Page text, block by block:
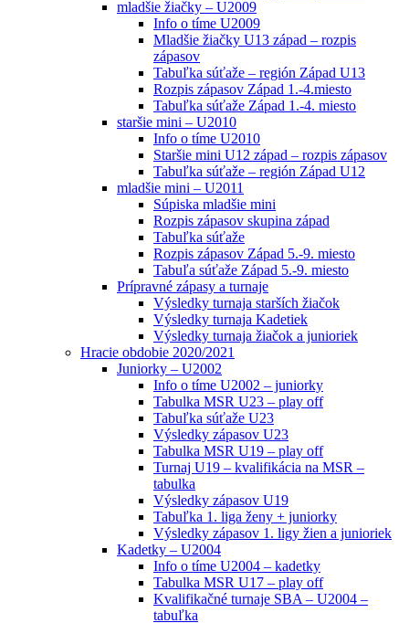
mladšie žiačky – U2009
Info o tíme U2009
Mladšie žiačky U13 západ – rozpis
zápasov
Tabuľka súťaže – región Západ U13
Rozpis zápasov Západ 1.-4.miesto
Tabuľka súťaže Západ 1.-4. miesto
staršie mini – U2010
Info o tíme U2010
Staršie mini U12 západ – rozpis zápasov
Tabuľka súťaže – región Západ U12
mladšie mini – U2011
Súpiska mladšie mini
Rozpis zápasov skupina západ
Tabuľka súťaže
Rozpis zápasov Západ 5.-9. miesto
Tabuľa súťaže Západ 5.-9. miesto
Prípravné zápasy a turnaje
Výsledky turnaja starších žiačok
Výsledky turnaja Kadetiek
Výsledky turnaja žiačok a junioriek
Hracie obdobie 2020/2021
Juniorky – U2002
Info o tíme U2002 – juniorky
Tabulka MSR U23 – play off
Tabuľka súťaže U23
Výsledky zápasov U23
Tabulka MSR U19 – play off
Turnaj U19 – kvalifikácia na MSR –
tabulka
Výsledky zápasov U19
Tabuľka 1. liga ženy + juniorky
Výsledky zápasov 1. ligy žien a junioriek
Kadetky – U2004
Info o tíme U2004 – kadetky
Tabulka MSR U17 – play off
Kvalifikačné turnaje SBA – U2004 –
tabuľka